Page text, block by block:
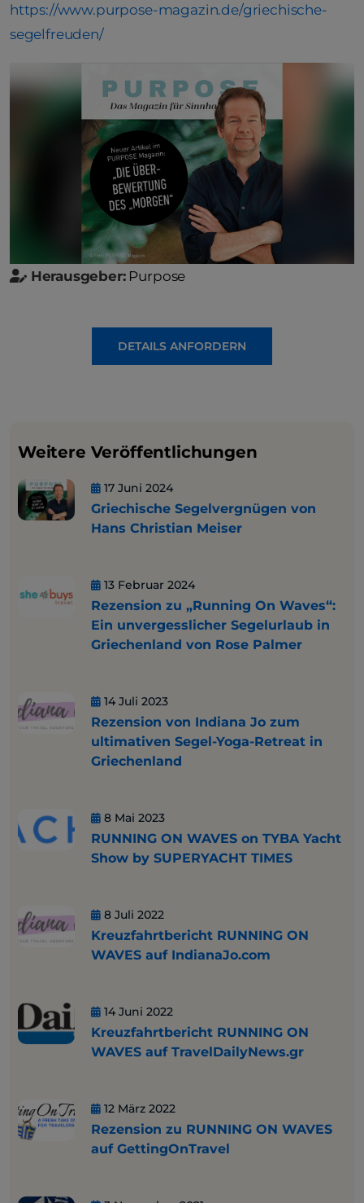
https://www.purpose-magazin.de/griechische-
segelfreuden/
Herausgeber:Purpose
DETAILS ANFORDERN
Weitere Veröffentlichungen
17 Juni 2024
Griechische Segelvergnügen von
Hans Christian Meiser
13 Februar 2024
Rezension zu „Running On Waves“:
Ein unvergesslicher Segelurlaub in
Griechenland von Rose Palmer
14 Juli 2023
Rezension von Indiana Jo zum
ultimativen Segel-Yoga-Retreat in
Griechenland
8 Mai 2023
RUNNING ON WAVES on TYBA Yacht
Show by SUPERYACHT TIMES
8 Juli 2022
Kreuzfahrtbericht RUNNING ON
WAVES auf IndianaJo.com
14 Juni 2022
Kreuzfahrtbericht RUNNING ON
WAVES auf TravelDailyNews.gr
12 März 2022
Rezension zu RUNNING ON WAVES
auf GettingOnTravel